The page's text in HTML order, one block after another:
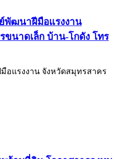
พัฒนาฝีมือแรงงาน
ขนาดเล็ก บ้าน-โกดัง โทร
แรงงาน จังหวัดสมุทรสาคร